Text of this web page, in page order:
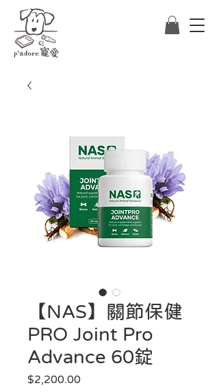
【NAS】關節保健
PRO Joint Pro
Advance 60錠
$2,200.00價格